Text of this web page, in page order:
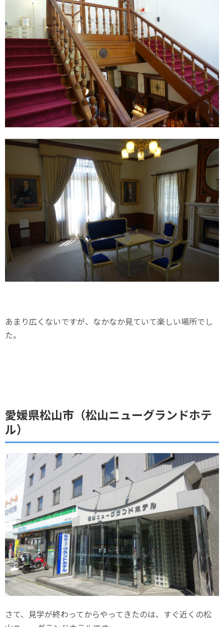
あまり広くないですが、なかなか見ていて楽しい場所でし
た。
愛媛県松山市（松山ニューグランドホテ
ル）
さて、見学が終わってからやってきたのは、すぐ近くの松